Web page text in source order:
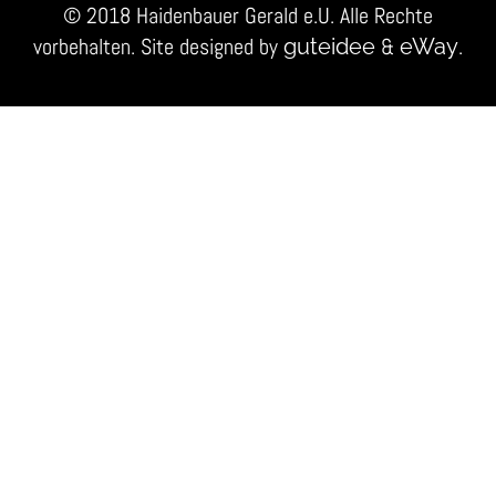
© 2018 Haidenbauer Gerald e.U. Alle Rechte
vorbehalten. Site designed by guteidee & eWay.